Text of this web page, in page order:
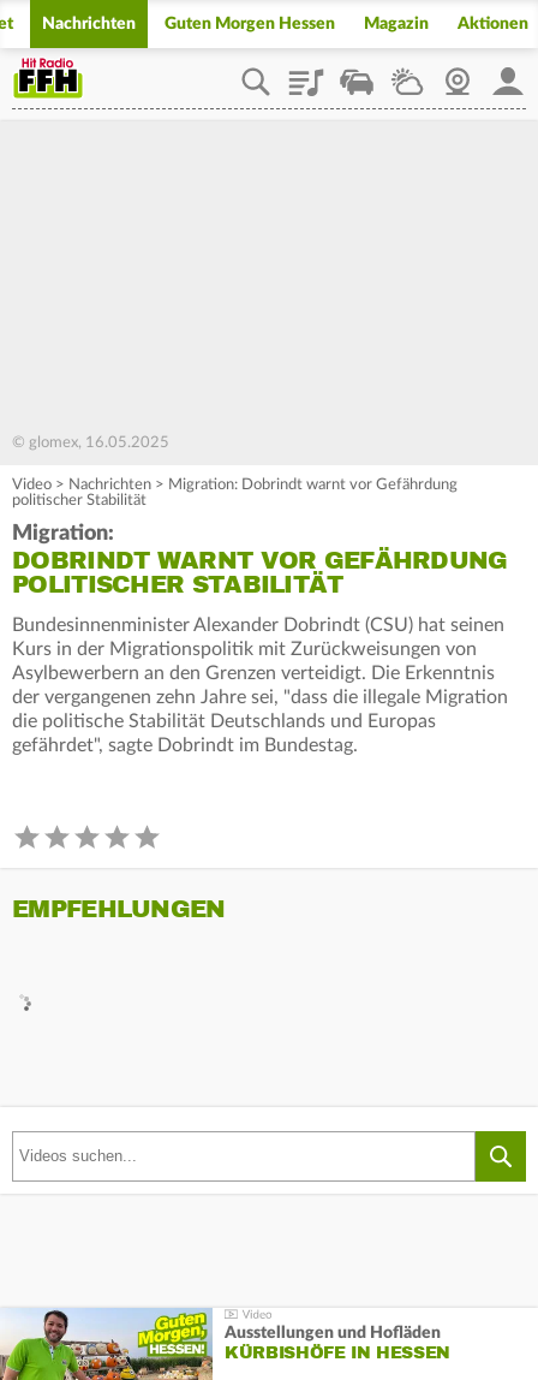
Nachrichten Guten Morgen Hessen Magazin Aktionen
PlaylistStaupilotWetterWebcam
© glomex, 16.05.2025
Video > Nachrichten > Migration: Dobrindt warnt vor Gefährdung
politischer Stabilität
Migration:
DOBRINDT WARNT VOR GEFÄHRDUNG
POLITISCHER STABILITÄT
Bundesinnenminister Alexander Dobrindt (CSU) hat seinen
Kurs in der Migrationspolitik mit Zurückweisungen von
Asylbewerbern an den Grenzen verteidigt. Die Erkenntnis
der vergangenen zehn Jahre sei, "dass die illegale Migration
die politische Stabilität Deutschlands und Europas
gefährdet", sagte Dobrindt im Bundestag.
EMPFEHLUNGEN
Ausstellungen und Hofläden
KÜRBISHÖFE IN HESSEN